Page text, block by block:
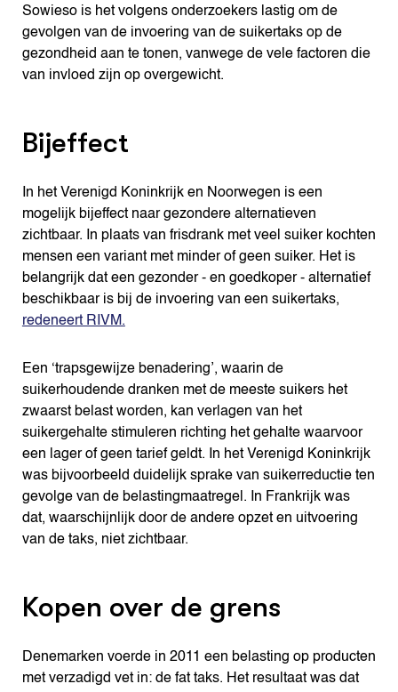
Sowieso is het volgens onderzoekers lastig om de
gevolgen van de invoering van de suikertaks op de
gezondheid aan te tonen, vanwege de vele factoren die
van invloed zijn op overgewicht.
Bijeffect
In het Verenigd Koninkrijk en Noorwegen is een
mogelijk bijeffect naar gezondere alternatieven
zichtbaar. In plaats van frisdrank met veel suiker kochten
mensen een variant met minder of geen suiker. Het is
belangrijk dat een gezonder - en goedkoper - alternatief
beschikbaar is bij de invoering van een suikertaks,
redeneert RIVM.
Een ‘trapsgewijze benadering’, waarin de
suikerhoudende dranken met de meeste suikers het
zwaarst belast worden, kan verlagen van het
suikergehalte stimuleren richting het gehalte waarvoor
een lager of geen tarief geldt. In het Verenigd Koninkrijk
was bijvoorbeeld duidelijk sprake van suikerreductie ten
gevolge van de belastingmaatregel. In Frankrijk was
dat, waarschijnlijk door de andere opzet en uitvoering
van de taks, niet zichtbaar.
Kopen over de grens
Denemarken voerde in 2011 een belasting op producten
met verzadigd vet in: de fat taks. Het resultaat was dat